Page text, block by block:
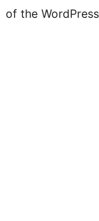
of the